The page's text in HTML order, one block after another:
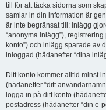
till för att täcka sidorna som
samlar in din information är
är inte begränsat till: inlägg
“anonyma inlägg”),
konto”) och inlägg sparade av
inloggad (hädanefter “dina
Ditt konto kommer alltid minst
(hädanefter “ditt
logga in på ditt konto
postadress (hädanefter “din e-